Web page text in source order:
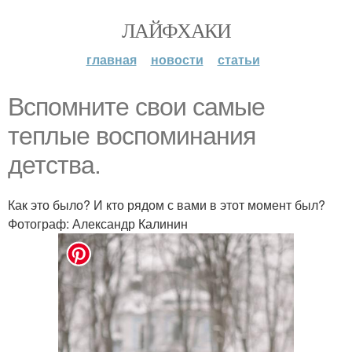
ЛАЙФХАКИ
главная новости статьи
Вспомните свои самые
теплые воспоминания
детства.
Как это было? И кто рядом с вами в этот момент был?
Фотограф: Александр Калинин